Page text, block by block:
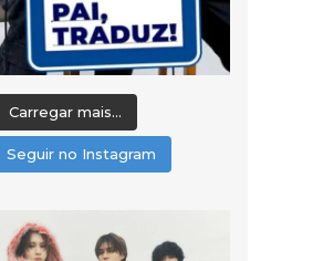
Carregar mais...
Seguir no Instagram